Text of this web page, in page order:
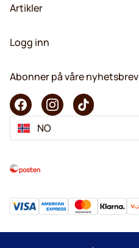
Artikler
Logg inn
Abonner på våre nyhetsbrev
NO